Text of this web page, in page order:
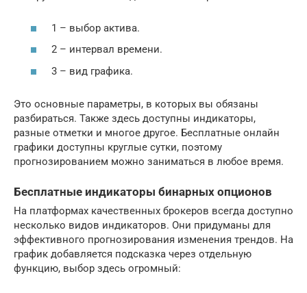
1 – выбор актива.
2 – интервал времени.
3 – вид графика.
Это основные параметры, в которых вы обязаны
разбираться. Также здесь доступны индикаторы,
разные отметки и многое другое. Бесплатные онлайн
графики доступны круглые сутки, поэтому
прогнозированием можно заниматься в любое время.
Бесплатные индикаторы бинарных опционов
На платформах качественных брокеров всегда доступно
несколько видов индикаторов. Они придуманы для
эффективного прогнозирования изменения трендов. На
график добавляется подсказка через отдельную
функцию, выбор здесь огромный: